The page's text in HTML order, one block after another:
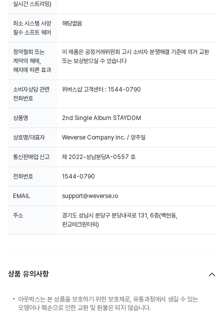
실시간 스트리밍)
최소 시스템 사양
필수 소프트 웨어
해당없음
청약철회 또는
계약의 해제,
해지에 따른 효과
이 제품은 공정거래위원회 고시 소비자 분쟁해결 기준에 의거 교환
또는 보상받으실 수 있습니다
소비자상담 관련
전화번호
위버스샵 고객센터 : 1544-0790
상품명 2nd Single Album STAYDOM
상호명/대표자 Weverse Company Inc. / 양주일
통신판매업 신고 제 2022-성남분당A-0557 호
전화번호 1544-0790
EMAIL support@weverse.io
주소
경기도 성남시 분당구 분당내곡로 131, 6층(백현동,
판교테크원타워)
상품 유의사항
아웃박스는 본 상품을 보호하기 위한 보호제로, 유통과정에서 생길 수 있는
오염이나 훼손으로 인한 교환 및 환불은 되지 않습니다.